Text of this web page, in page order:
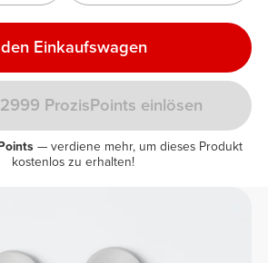
Einkaufswagen
ProzisPoints einlösen
— verdiene mehr, um dieses Produkt
kostenlos zu erhalten!